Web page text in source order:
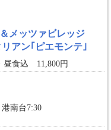
メッツァビレッジ
アン｢ピエモンテ｣
昼食込 11,800円
南台7:30